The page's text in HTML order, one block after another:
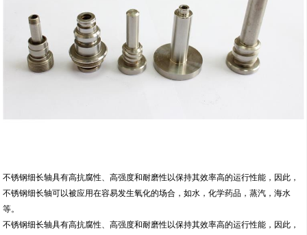
不锈钢细长轴具有高抗腐性、高强度和耐磨性以保持其效率高的运行性能，因此，
不锈钢细长轴可以被应用在容易发生氧化的场合，如水，化学药品，蒸汽，海水
等。
不锈钢细长轴具有高抗腐性、高强度和耐磨性以保持其效率高的运行性能，因此，